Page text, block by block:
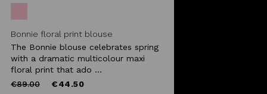
Bonnie floral print blouse
The Bonnie blouse celebrates spring
with a dramatic multicolour maxi
floral print that ado ...
Price
€89.00to €44.50